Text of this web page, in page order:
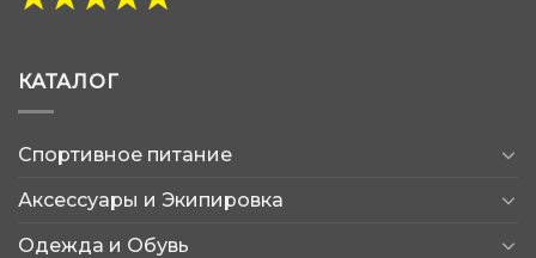
КАТАЛОГ
Спортивное питание
Аксессуары и Экипировка
Одежда и Обувь